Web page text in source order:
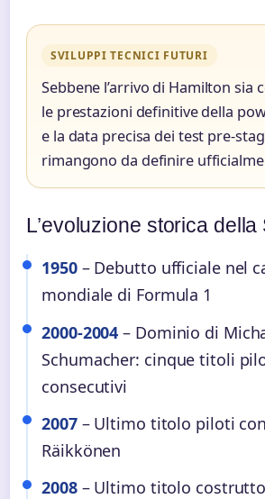
SVILUPPI TECNICI FUTURI
Sebbene l’arrivo di Hamilton sia
le prestazioni definitive della
e la data precisa dei test pre-
rimangono da definire
L’evoluzione storica
1950– Debutto ufficiale nel
mondiale di Formula 1
2000-2004 – Dominio di
Schumacher: cinque titoli
consecutivi
2007– Ultimo titolo piloti
Räikkönen
2008– Ultimo titolo